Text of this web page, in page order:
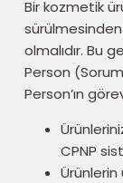
Bir kozmetik
olmalıdır. Bu
Person
Person’ın
CPNP
Ürünlerin